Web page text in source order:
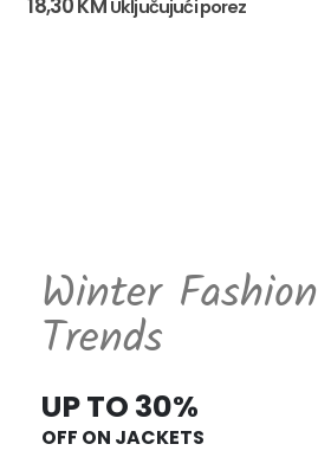
18,30KM Uključujući porez
Winter Fashion
Trends
UP TO 30%
OFF ON JACKETS